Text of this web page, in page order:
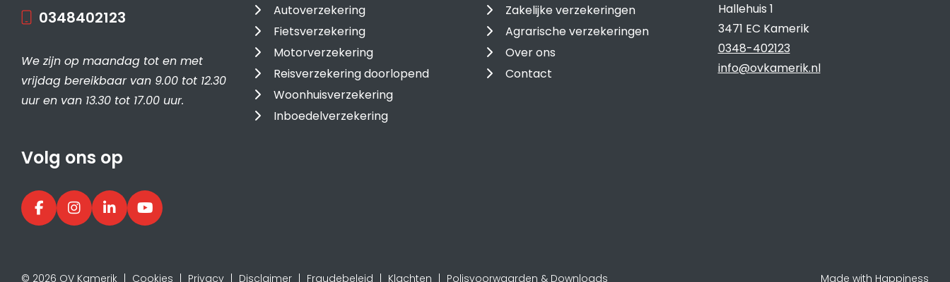
0348402123
We zijn op maandag tot en met
vrijdag bereikbaar van 9.00 tot 12.30
uur en van 13.30 tot 17.00 uur.
Volg ons op
Autoverzekering
Fietsverzekering
Motorverzekering
Reisverzekering doorlopend
Woonhuisverzekering
Inboedelverzekering
Zakelijke verzekeringen
Agrarische verzekeringen
Over ons
Contact
Hallehuis 1
3471 EC Kamerik
0348-402123
info@ovkamerik.nl
© 2026 OV Kamerik Cookies Privacy Disclaimer Fraudebeleid Klachten Polisvoorwaarden & Downloads Made with Happiness